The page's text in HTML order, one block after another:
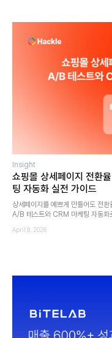
Insight
쇼핑몰 상세페이지 전환
팅 자동화 실전 가이드
상세페이지를 예쁘게 만들어도 전
A/B 테스트와 CRM 마케팅 자동화
April 9, 2026